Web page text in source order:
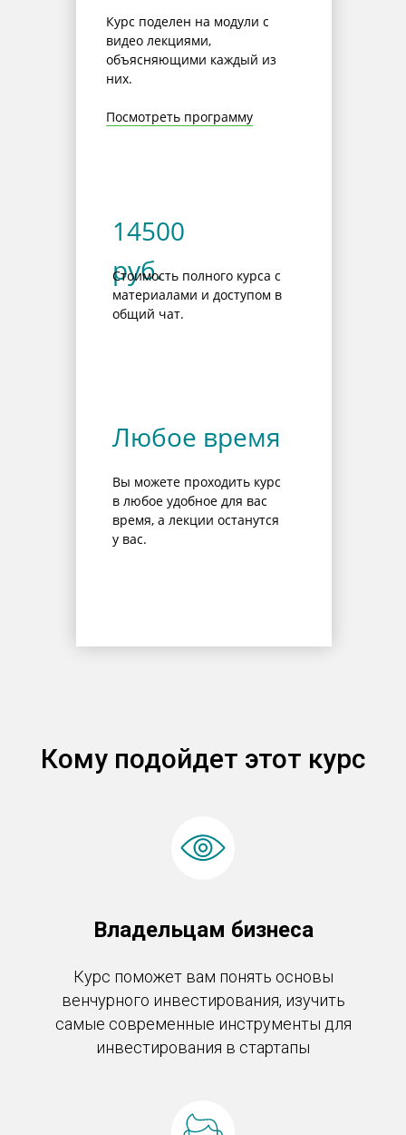
Курс поделен на модули с
видео лекциями,
объясняющими каждый из
них.
Посмотреть программу
14500
руб.
Любое время
Стоимость полного курса с
материалами и доступом в
общий чат.
Вы можете проходить курс
в любое удобное для вас
время, а лекции останутся
у вас.
Кому подойдет этот курс
Владельцам бизнеса
Курс поможет вам понять основы
венчурного инвестирования, изучить
самые современные инструменты для
инвестирования в стартапы